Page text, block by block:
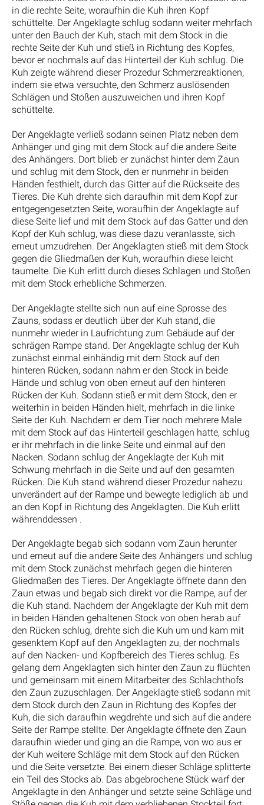
in die rechte Seite, woraufhin die Kuh ihren Kopf
schüttelte. Der Angeklagte schlug sodann weiter mehrfach
unter den Bauch der Kuh, stach mit dem Stock in die
rechte Seite der Kuh und stieß in Richtung des Kopfes,
bevor er nochmals auf das Hinterteil der Kuh schlug. Die
Kuh zeigte während dieser Prozedur Schmerzreaktionen,
indem sie etwa versuchte, den Schmerz auslösenden
Schlägen und Stoßen auszuweichen und ihren Kopf
schüttelte.
Der Angeklagte verließ sodann seinen Platz neben dem
Anhänger und ging mit dem Stock auf die andere Seite
des Anhängers. Dort blieb er zunächst hinter dem Zaun
und schlug mit dem Stock, den er nunmehr in beiden
Händen festhielt, durch das Gitter auf die Rückseite des
Tieres. Die Kuh drehte sich daraufhin mit dem Kopf zur
entgegengesetzten Seite, woraufhin der Angeklagte auf
diese Seite lief und mit dem Stock auf das Gatter und den
Kopf der Kuh schlug, was diese dazu veranlasste, sich
erneut umzudrehen. Der Angeklagten stieß mit dem Stock
gegen die Gliedmaßen der Kuh, woraufhin diese leicht
taumelte. Die Kuh erlitt durch dieses Schlagen und Stoßen
mit dem Stock erhebliche Schmerzen.
Der Angeklagte stellte sich nun auf eine Sprosse des
Zauns, sodass er deutlich über der Kuh stand, die
nunmehr wieder in Laufrichtung zum Gebäude auf der
schrägen Rampe stand. Der Angeklagte schlug der Kuh
zunächst einmal einhändig mit dem Stock auf den
hinteren Rücken, sodann nahm er den Stock in beide
Hände und schlug von oben erneut auf den hinteren
Rücken der Kuh. Sodann stieß er mit dem Stock, den er
weiterhin in beiden Händen hielt, mehrfach in die linke
Seite der Kuh. Nachdem er dem Tier noch mehrere Male
mit dem Stock auf das Hinterteil geschlagen hatte, schlug
er ihr mehrfach in die linke Seite und einmal auf den
Nacken. Sodann schlug der Angeklagte der Kuh mit
Schwung mehrfach in die Seite und auf den gesamten
Rücken. Die Kuh stand während dieser Prozedur nahezu
unverändert auf der Rampe und bewegte lediglich ab und
an den Kopf in Richtung des Angeklagten. Die Kuh erlitt
währenddessen .
Der Angeklagte begab sich sodann vom Zaun herunter
und erneut auf die andere Seite des Anhängers und schlug
mit dem Stock zunächst mehrfach gegen die hinteren
Gliedmaßen des Tieres. Der Angeklagte öffnete dann den
Zaun etwas und begab sich direkt vor die Rampe, auf der
die Kuh stand. Nachdem der Angeklagte der Kuh mit dem
in beiden Händen gehaltenen Stock von oben herab auf
den Rücken schlug, drehte sich die Kuh um und kam mit
gesenktem Kopf auf den Angeklagten zu, der nochmals
auf den Nacken- und Kopfbereich des Tieres schlug. Es
gelang dem Angeklagten sich hinter den Zaun zu flüchten
und gemeinsam mit einem Mitarbeiter des Schlachthofs
den Zaun zuzuschlagen. Der Angeklagte stieß sodann mit
dem Stock durch den Zaun in Richtung des Kopfes der
Kuh, die sich daraufhin wegdrehte und sich auf die andere
Seite der Rampe stellte. Der Angeklagte öffnete den Zaun
daraufhin wieder und ging an die Rampe, von wo aus er
der Kuh weitere Schläge mit dem Stock auf den Rücken
und die Seite versetzte. Bei einem dieser Schläge splitterte
ein Teil des Stocks ab. Das abgebrochene Stück warf der
Angeklagte in den Anhänger und setzte seine Schläge und